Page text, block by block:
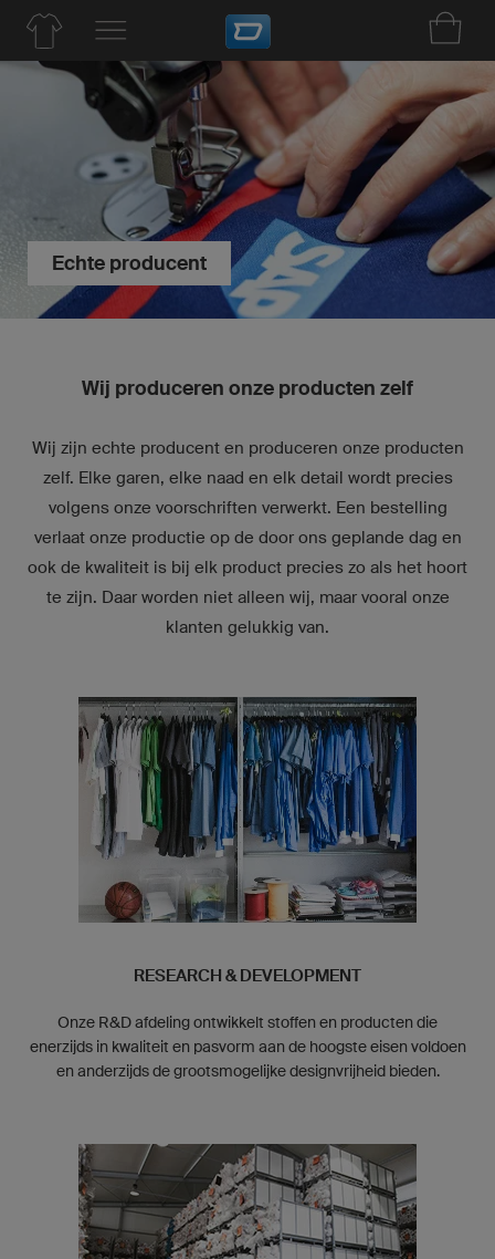
Echte producent
Wij produceren onze producten zelf
Wij zijn echte producent en produceren onze producten
zelf. Elke garen, elke naad en elk detail wordt precies
volgens onze voorschriften verwerkt. Een bestelling
verlaat onze productie op de door ons geplande dag en
ook de kwaliteit is bij elk product precies zo als het hoort
te zijn. Daar worden niet alleen wij, maar vooral onze
klanten gelukkig van.
RESEARCH & DEVELOPMENT
Onze R&D afdeling ontwikkelt stoffen en producten die
enerzijds in kwaliteit en pasvorm aan de hoogste eisen voldoen
en anderzijds de grootsmogelijke designvrijheid bieden.